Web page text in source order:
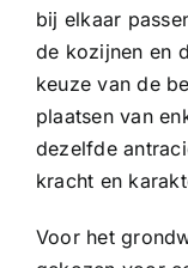
bij elkaar
de kozijnen en
keuze van de
plaatsen van
dezelfde
kracht en
Voor het